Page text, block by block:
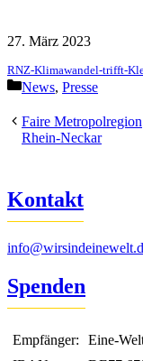
27. März 2023
RNZ-Klimawandel-trifft-
Kategorien
News, Presse
Faire Metropolregion
Rhein-Neckar
Kontakt
Spenden
Empfänger:
Eine-